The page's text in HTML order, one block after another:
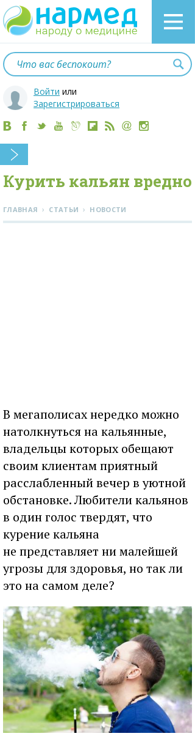
Войти или
Зарегистрироваться
Курить кальян вредно
ГЛАВНАЯ › СТАТЬИ › НОВОСТИ
В мегаполисах нередко можно
натолкнуться на кальянные,
владельцы которых обещают
своим клиентам приятный
расслабленный вечер в уютной
обстановке. Любители кальянов
в один голос твердят, что
курение кальяна
не представляет ни малейшей
угрозы для здоровья, но так ли
это на самом деле?